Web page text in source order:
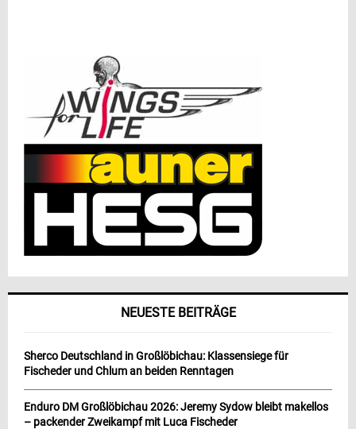
NEUESTE BEITRÄGE
Sherco Deutschland in Großlöbichau: Klassensiege für
Fischeder und Chlum an beiden Renntagen
Enduro DM Großlöbichau 2026: Jeremy Sydow bleibt makellos
– packender Zweikampf mit Luca Fischeder